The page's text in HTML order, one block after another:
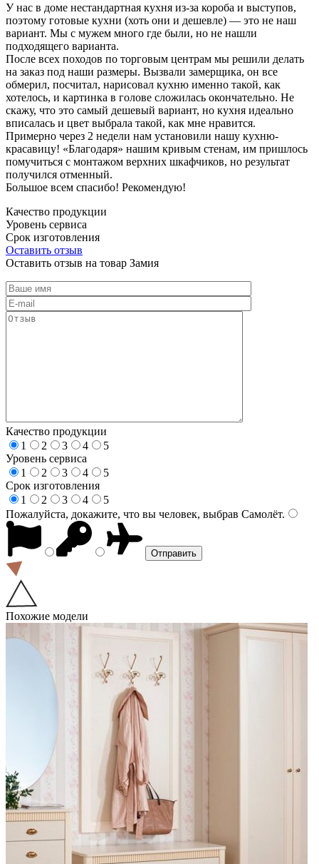
У нас в доме нестандартная кухня из-за короба и выступов,
поэтому готовые кухни (хоть они и дешевле) — это не наш
вариант. Мы с мужем много где были, но не нашли
подходящего варианта.
После всех походов по торговым центрам мы решили делать
на заказ под наши размеры. Вызвали замерщика, он все
обмерил, посчитал, нарисовал кухню именно такой, как
хотелось, и картинка в голове сложилась окончательно. Не
скажу, что это самый дешевый вариант, но кухня идеально
вписалась и цвет выбрала такой, как мне нравится.
Примерно через 2 недели нам установили нашу кухню-
красавицу! «Благодаря» нашим кривым стенам, им пришлось
помучиться с монтажом верхних шкафчиков, но результат
получился отменный.
Большое всем спасибо! Рекомендую!
Качество продукции
Уровень сервиса
Срок изготовления
Оставить отзыв
Оставить отзыв на товар Замия
Качество продукции
1
2 3 4
5
Уровень сервиса
1
2 3 4
5
Срок изготовления
1
2 3 4
5
Пожалуйста, докажите, что вы человек, выбрав Самолёт.
Похожие модели